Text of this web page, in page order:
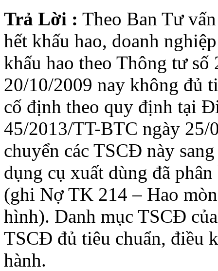
Trả Lời : Theo Ban Tư
hết khấu hao, doanh
khấu hao theo Thông tư
20/10/2009 nay không đủ
cố định theo quy định tại
45/2013/TT-BTC ngày 25/
chuyển các TSCĐ này
dụng cụ xuất dùng đã
(ghi Nợ TK 214 – Hao
hình). Danh mục TSCĐ
TSCĐ đủ tiêu chuẩn, điều
hành.